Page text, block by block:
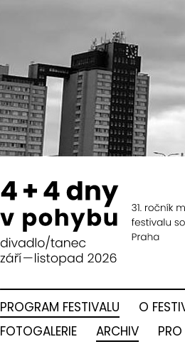
PROGRAM FESTIVALU O
FOTOGALERIE
ARCHIV